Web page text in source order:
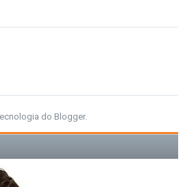
do Blogger.